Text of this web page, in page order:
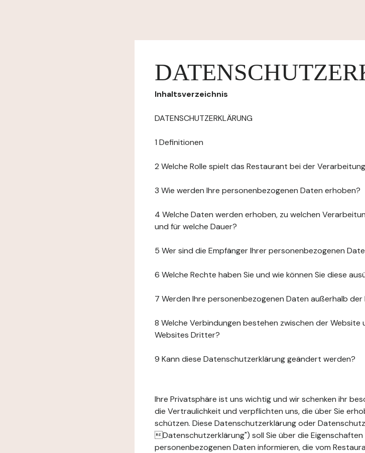
Inhaltsverzeichnis
DATENSCHUTZERKLÄRUNG
1 Definitionen
2 Welche Rolle spielt das Restaurant bei der
3 Wie werden Ihre personenbezogenen Daten erhoben?
4 Welche Daten werden erhoben, zu welchen
und für welche Dauer?
5 Wer sind die Empfänger Ihrer personenbezogenen
6 Welche Rechte haben Sie und wie können Sie diese
7 Werden Ihre personenbezogenen Daten außerhalb
8 Welche Verbindungen bestehen zwischen der Website
Websites Dritter?
9 Kann diese Datenschutzerklärung geändert werden?
Ihre Privatsphäre ist uns wichtig und wir schenken ihr
die Vertraulichkeit und verpflichten uns, die über Sie
schützen. Diese Datenschutzerklärung oder
Datenschutzerklärung") soll Sie über die Eigenschaften
personenbezogenen Daten informieren, die vom